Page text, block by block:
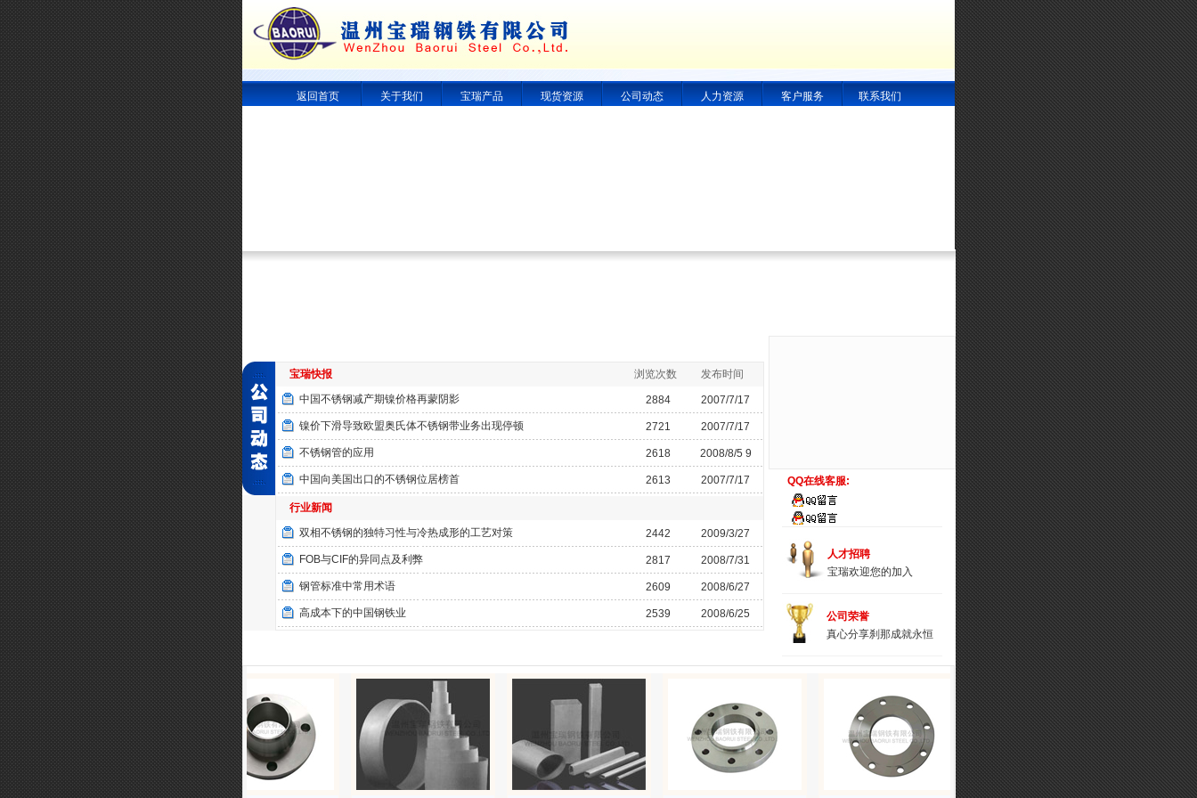
返回首页 关于我们 宝瑞产品 现货资源 公司动态 人力资源 客户服务 联系我们
宝瑞快报 浏览次数
发布时间
中国不锈钢减产期镍价格再蒙阴影
2884 2007/7/17
镍价下滑导致欧盟奥氏体不锈钢带业务出现停顿 2721 2007/7/17
不锈钢管的应用 2618 2008/8/5 9
中国向美国出口的不锈钢位居榜首 2613 2007/7/17
行业新闻
双相不锈钢的独特习性与冷热成形的工艺对策
2442 2009/3/27
FOB与CIF的异同点及利弊 2817 2008/7/31
钢管标准中常用术语 2609 2008/6/27
高成本下的中国钢铁业 2539 2008/6/25
QQ在线客服:
人才招聘
宝瑞欢迎您的加入
公司荣誉
真心分享刹那成就永恒